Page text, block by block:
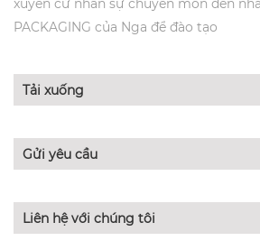
xuyên cử nhân sự chuyên môn đến
PACKAGING của Nga để đào tạo
Tải xuống
Gửi yêu cầu
Liên hệ với chúng tôi